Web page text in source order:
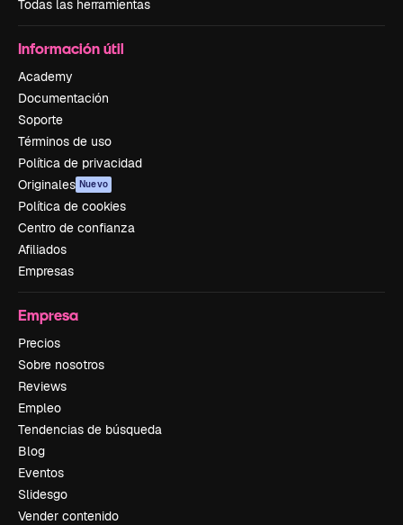
Todas las herramientas
Información útil
Academy
Documentación
Soporte
Términos de uso
Política de privacidad
Originales Nuevo
Política de cookies
Centro de confianza
Afiliados
Empresas
Empresa
Precios
Sobre nosotros
Reviews
Empleo
Tendencias de búsqueda
Blog
Eventos
Slidesgo
Vender contenido